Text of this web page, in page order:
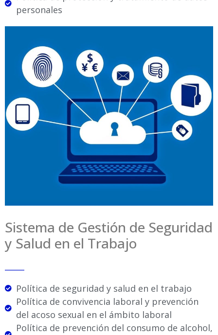
personales
Sistema de Gestión de Seguridad
y Salud en el Trabajo
Política de seguridad y salud en el trabajo
Política de convivencia laboral y prevención
del acoso sexual en el ámbito laboral
Política de prevención del consumo de alcohol,